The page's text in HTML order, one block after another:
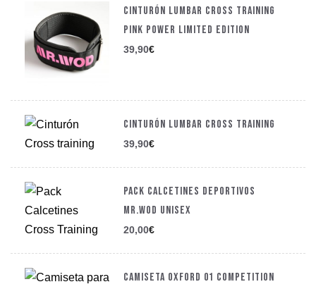
CINTURÓN LUMBAR CROSS TRAINING
PINK POWER LIMITED EDITION
39,90€
CINTURÓN LUMBAR CROSS TRAINING
39,90€
PACK CALCETINES DEPORTIVOS
MR.WOD UNISEX
20,00€
CAMISETA OXFORD 01 COMPETITION